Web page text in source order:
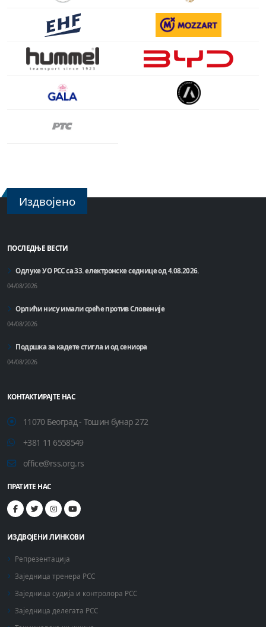
Издвојено
ПОСЛЕДЊЕ ВЕСТИ
Одлуке УО РСС са 33. електронске седнице од 4.08.2026.
04/08/2026
Орлићи нису имали среће против Словеније
04/08/2026
Подршка за кадете стигла и од сениора
04/08/2026
КОНТАКТИРАЈТЕ НАС
11070 Београд - Тошин бунар 272
+381 11 6558549
office@rss.org.rs
ПРАТИТЕ НАС
ИЗДВОЈЕНИ ЛИНКОВИ
Репрезентација
Заједница тренера РСС
Заједница судија и контролора РСС
Заједница делегата РСС